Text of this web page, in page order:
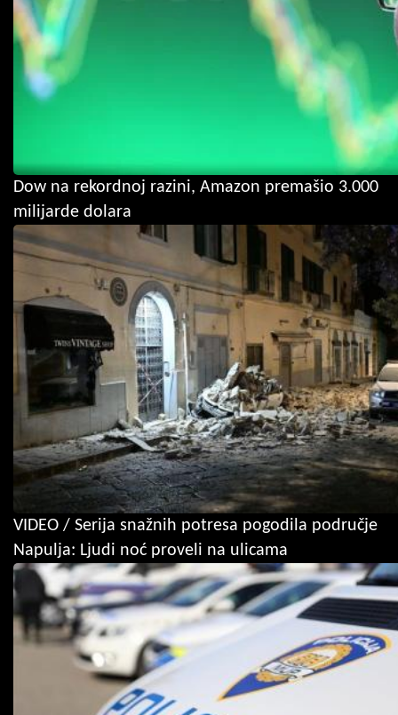
Dow na rekordnoj razini, Amazon premašio 3.000
milijarde dolara
VIDEO / Serija snažnih potresa pogodila područje
Napulja: Ljudi noć proveli na ulicama